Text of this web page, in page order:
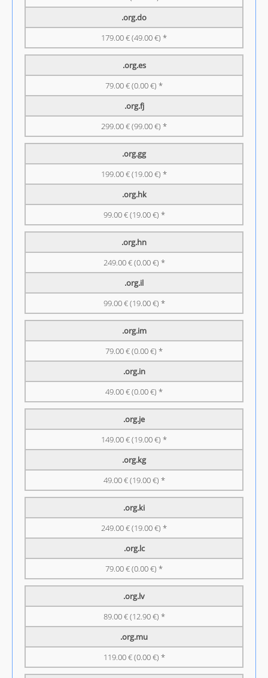
.org.do
179.00 € (49.00 €) *
.org.es
79.00 € (0.00 €) *
.org.fj
299.00 € (99.00 €) *
.org.gg
199.00 € (19.00 €) *
.org.hk
99.00 € (19.00 €) *
.org.hn
249.00 € (0.00 €) *
.org.il
99.00 € (19.00 €) *
.org.im
79.00 € (0.00 €) *
.org.in
49.00 € (0.00 €) *
.org.je
149.00 € (19.00 €) *
.org.kg
49.00 € (19.00 €) *
.org.ki
249.00 € (19.00 €) *
.org.lc
79.00 € (0.00 €) *
.org.lv
89.00 € (12.90 €) *
.org.mu
119.00 € (0.00 €) *